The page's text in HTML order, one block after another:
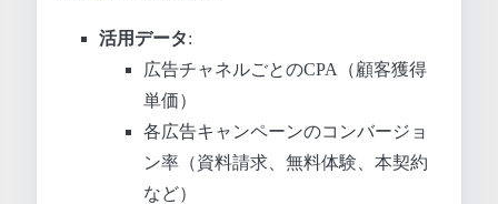
活用データ:
広告チャネルごとのCPA（顧客獲得
単価）
各広告キャンペーンのコンバージョ
ン率（資料請求、無料体験、本契約
など）